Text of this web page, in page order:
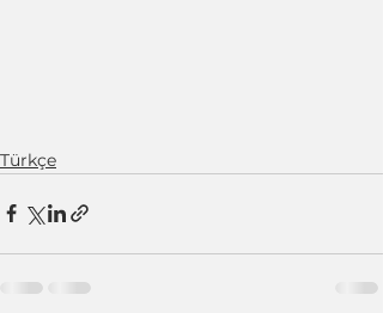
Türkçe